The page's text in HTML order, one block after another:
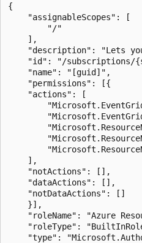
{
    "assignableScopes": [
        "/"
    ],
"description": "Lets
"id": "/subscriptions/
    "name": "[guid]",
    "permissions": [{
    "actions": [
    ],
    "notActions": [],
    "dataActions": [],
    "notDataActions": []
    }],
"roleName": "Azure
"roleType":
"type":